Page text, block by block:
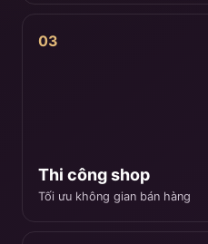
03
Thi công shop
Tối ưu không gian bán hàng